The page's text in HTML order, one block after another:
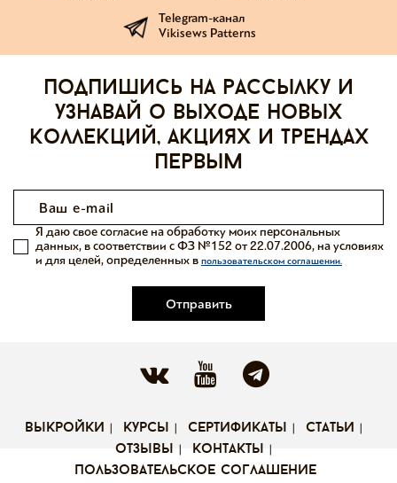
Telegram-канал
Vikisews Patterns
Подпишись на рассылку и
узнавай о выходе новых
коллекций, акциях и трендах
первым
Отправить
Я даю свое согласие на обработку моих персональных
данных, в соответствии с ФЗ №152 от 22.07.2006, на условиях
и для целей, определенных в пользовательском соглашении.
выкройки курсы сертификаты
статьи
отзывы
контакты
пользовательское соглашение